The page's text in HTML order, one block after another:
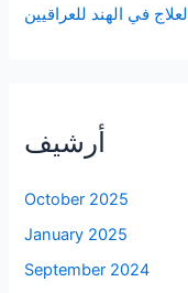
العلاج في الهند للعراقيين
أرشيف
October 2025
January 2025
September 2024